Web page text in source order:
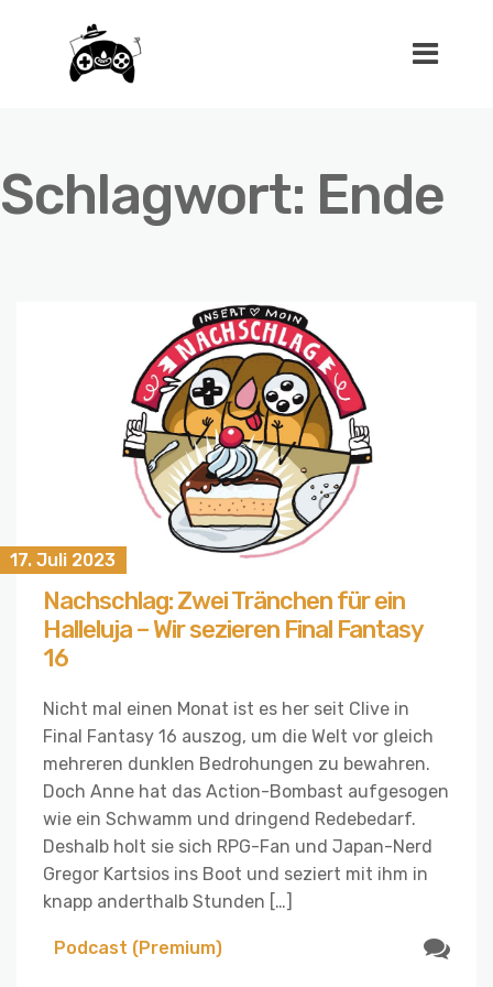
Schlagwort: Ende
17. Juli 2023
Nachschlag: Zwei Tränchen für ein
Halleluja – Wir sezieren Final Fantasy
16
Nicht mal einen Monat ist es her seit Clive in
Final Fantasy 16 auszog, um die Welt vor gleich
mehreren dunklen Bedrohungen zu bewahren.
Doch Anne hat das Action-Bombast aufgesogen
wie ein Schwamm und dringend Redebedarf.
Deshalb holt sie sich RPG-Fan und Japan-Nerd
Gregor Kartsios ins Boot und seziert mit ihm in
knapp anderthalb Stunden […]
Podcast (Premium)